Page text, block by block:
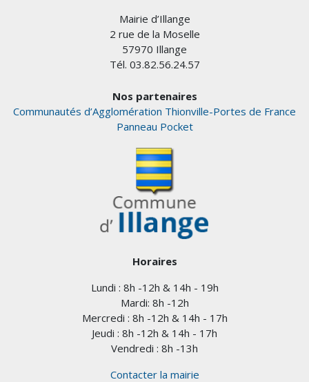
Mairie d’Illange
2 rue de la Moselle
57970 Illange
Tél. 03.82.56.24.57
Nos partenaires
Communautés d’Agglomération Thionville-Portes de France
Panneau Pocket
Horaires
Lundi : 8h -12h & 14h - 19h
Mardi: 8h -12h
Mercredi : 8h -12h & 14h - 17h
Jeudi : 8h -12h & 14h - 17h
Vendredi : 8h -13h
Contacter la mairie